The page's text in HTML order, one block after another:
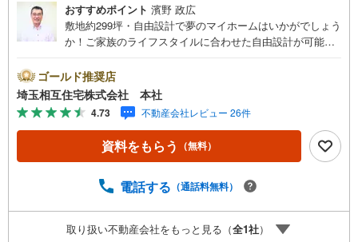
おすすめポイント 濱野 政広
敷地約299坪・自由設計で夢のマイホームはいかがでしょう
か！ご家族のライフスタイルに合わせた自由設計が可能で
金計画などお気軽にご相談ください。【お子様がいるお客
様でも安心】本社来店専用のキッズスペースを完備、お子
様連れでも落ち着いてご相談いただけます。チャイルドシ
ートもご用意しております。【住宅ローンに強い！住宅ロ
ーン・契約サポート】本社在籍の専門スタッフが、金融機
関との調整から 審査のポイントまで一貫してサポート。現
がある方も、まずはご相談ください。住宅ローンに詳しい
ます。 初めての方も安心してご相談いただけます。【本社
ならではの総合サポート・検討段階から具体化までスムー
ゴールド推奨店
埼玉相互住宅株式会社 本社
4.73 不動産会社レビュー 26件
資料をもらう （無料）
電話する （通話料無料）
取り扱い不動産会社をもっと見る（全1社）